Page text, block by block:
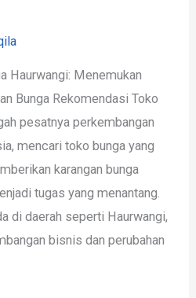
Haurwangi: Menemukan
Bunga Rekomendasi Toko
pesatnya perkembangan
mencari toko bunga yang
karangan bunga
tugas yang menantang.
di daerah seperti Haurwangi,
bisnis dan perubahan